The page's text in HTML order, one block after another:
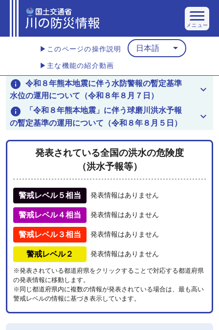
メニュー
▶このページの操作説明 日本語 arrow_drop_down
▶主な機能の紹介動画
info 令和８年熊本地震に伴う水防警報の暫定基準
水位の運用について（令和８年８月７日）
keyboard_arrow_down
info
「令和８年熊本地震」に伴う球磨川洪水予報
の暫定基準の運用について（令和８年８月５日）
keyboard_arrow_down
発表されている全国の洪水の危険度
（洪水予報等）
警戒レベル５相当 発表情報はありません
警戒レベル４相当 発表情報はありません
警戒レベル３相当 発表情報はありません
警戒レベル２ 発表情報はありません
※発表されている都道府県をクリックすることで対応する都道府県
の発表情報に移動します。
※同じ都道府県内に複数の情報が発表されている場合は、最も高い
警戒レベルの情報に基づき表示しています。